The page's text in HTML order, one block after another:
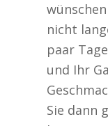
nicht
paar
und Ihr
Sie dann